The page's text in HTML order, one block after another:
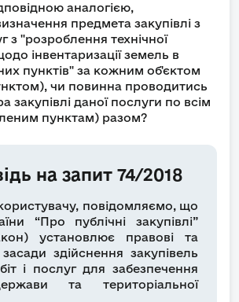
аналогією,
предмета закупівлі з
з "розроблення технічної
інвентаризації земель в
пунктів" за кожним об'єктом
чи повинна проводитись
закупівлі даної послуги по всім
пунктам) разом?
на запит 74/2018
повідомляємо, що
“Про публічні закупівлі”
установлює правові та
здійснення закупівель
і послуг для забезпечення
та територіальної